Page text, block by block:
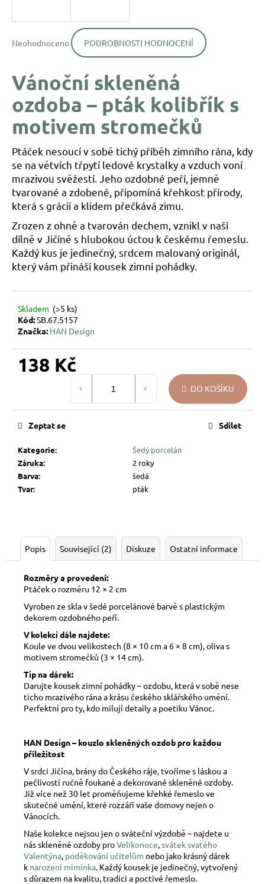
hodnocení
0,0
5
hvězdiček.
Neohodnoceno PODROBNOSTI HODNOCENÍ
Vánoční skleněná
ozdoba – pták kolibřík s
motivem stromečků
Ptáček nesoucí v sobě tichý příběh zimního rána, kdy
se na větvích třpytí ledové krystalky a vzduch voní
mrazivou svěžestí. Jeho ozdobné peří, jemně
tvarované a zdobené, připomíná křehkost přírody,
která s grácií a klidem přečkává zimu.
Zrozen z ohně a tvarován dechem, vznikl v naší
dílně v Jičíně s hlubokou úctou k českému řemeslu.
Každý kus je jedinečný, srdcem malovaný originál,
který vám přináší kousek zimní pohádky.
Skladem (>5 ks)
Kód:SB.67.5157
Značka: HAN Design
138 Kč
DO KOŠÍKU
Kategorie:
Šedý porcelán
Záruka:
2 roky
Barva:
šedá
Tvar: pták
Zeptat se Sdílet
Popis Související (2) Diskuze Ostatní informace
Rozměry a provedení:
Ptáček o rozměru 12 × 2 cm
Vyroben ze skla v šedé porcelánové barvě s plastickým
dekorem ozdobného peří.
V kolekci dále najdete:
Koule ve dvou velikostech (8 × 10 cm a 6 × 8 cm), oliva s
motivem stromečků (3 × 14 cm).
Tip na dárek:
Darujte kousek zimní pohádky – ozdobu, která v sobě nese
ticho mrazivého rána a krásu českého sklářského umění.
Perfektní pro ty, kdo milují detaily a poetiku Vánoc.
HAN Design – kouzlo skleněných ozdob pro každou
příležitost
V srdci Jičína, brány do Českého ráje, tvoříme s láskou a
pečlivostí ručně foukané a dekorované skleněné ozdoby.
Již více než 30 let proměňujeme křehké řemeslo ve
skutečné umění, které rozzáří vaše domovy nejen o
Vánocích.
Naše kolekce nejsou jen o sváteční výzdobě – najdete u
nás skleněné ozdoby proVelikonoce,svátek svatého
Valentýna, poděkování učitelům nebo jako krásný dárek
k narození miminka. Každý kousek je jedinečný, vytvořený
s důrazem na kvalitu, tradici a poctivé řemeslo.
í
?
D
o
p
o
r
u
č
j
e
m
e
VÁNOČNÍ
SKLENĚNÁ
KŘEHKÁ
VĚTVIČKA
Kč